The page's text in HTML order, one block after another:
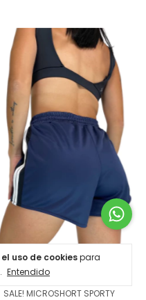
uso de cookiespara
Entendido
⚡ NUEVO INGRESO
SALE! MICROSHORT SPORTY